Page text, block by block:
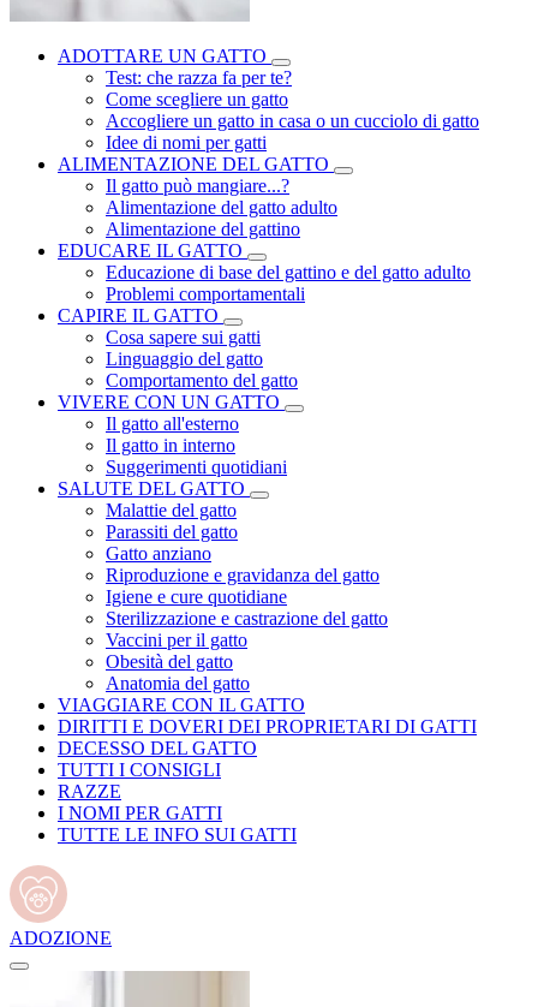
ADOTTARE UN GATTO
Test: che razza fa per te?
Come scegliere un gatto
Accogliere un gatto in casa o un cucciolo di gatto
Idee di nomi per gatti
ALIMENTAZIONE DEL GATTO
Il gatto può mangiare...?
Alimentazione del gatto adulto
Alimentazione del gattino
EDUCARE IL GATTO
Educazione di base del gattino e del gatto adulto
Problemi comportamentali
CAPIRE IL GATTO
Cosa sapere sui gatti
Linguaggio del gatto
Comportamento del gatto
VIVERE CON UN GATTO
Il gatto all'esterno
Il gatto in interno
Suggerimenti quotidiani
SALUTE DEL GATTO
Malattie del gatto
Parassiti del gatto
Gatto anziano
Riproduzione e gravidanza del gatto
Igiene e cure quotidiane
Sterilizzazione e castrazione del gatto
Vaccini per il gatto
Obesità del gatto
Anatomia del gatto
VIAGGIARE CON IL GATTO
DIRITTI E DOVERI DEI PROPRIETARI DI GATTI
DECESSO DEL GATTO
TUTTI I CONSIGLI
RAZZE
I NOMI PER GATTI
TUTTE LE INFO SUI GATTI
ADOZIONE